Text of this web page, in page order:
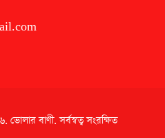
ভোলার বাণী. সর্বস্বত্ব সংরক্ষিত